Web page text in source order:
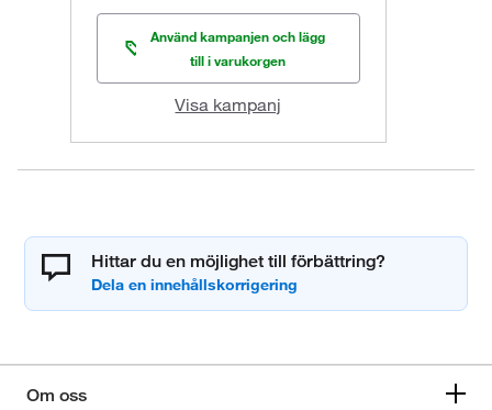
Använd kampanjen och lägg
till i varukorgen
Visa kampanj
Hittar du en möjlighet till förbättring?
Om oss